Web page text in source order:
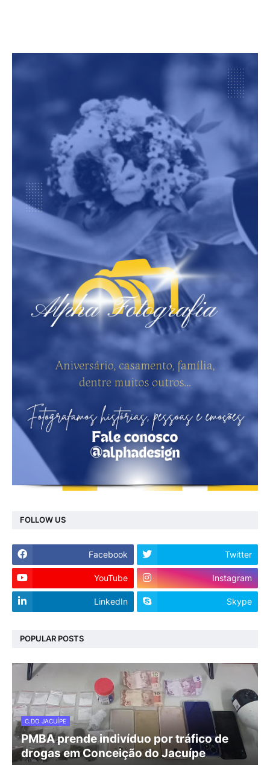
FOLLOW US
Facebook Twitter
YouTube Instagram
LinkedIn Skype
POPULAR POSTS
C.DO JACUÍPE
PMBA prende indivíduo por tráfico de
drogas em Conceição do Jacuípe